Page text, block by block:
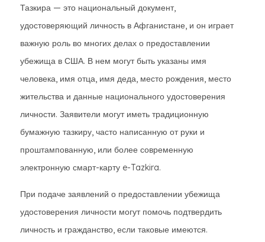
Тазкира — это национальный документ,
удостоверяющий личность в Афганистане, и он играет
важную роль во многих делах о предоставлении
убежища в США. В нем могут быть указаны имя
человека, имя отца, имя деда, место рождения, место
жительства и данные национального удостоверения
личности. Заявители могут иметь традиционную
бумажную тазкиру, часто написанную от руки и
проштампованную, или более современную
электронную смарт-карту e-Tazkira.
При подаче заявлений о предоставлении убежища
удостоверения личности могут помочь подтвердить
личность и гражданство, если таковые имеются.